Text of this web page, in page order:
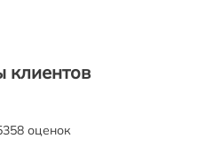
клиентов
оценок